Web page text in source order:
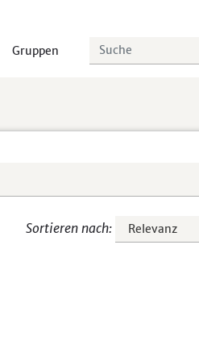
Gruppen
Sortieren nach